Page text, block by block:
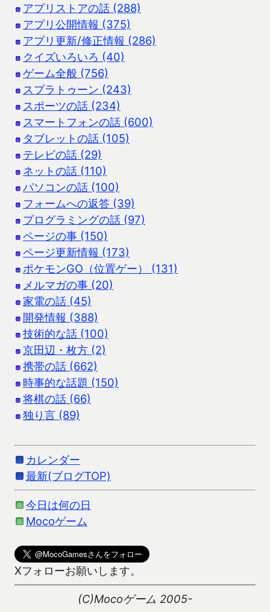
アプリストアの話 (288)
アプリ公開情報 (375)
アプリ更新/修正情報 (286)
クイズいろいろ (40)
ゲーム全般 (756)
スプラトゥーン (243)
スポーツの話 (234)
スマートフォンの話 (600)
タブレットの話 (105)
テレビの話 (29)
ネットの話 (110)
パソコンの話 (100)
フォームへの返答 (39)
プログラミングの話 (97)
ページの事 (150)
ページ更新情報 (173)
ポケモンGO（位置ゲー） (131)
メルマガの事 (20)
家電の話 (45)
開発情報 (388)
技術的な話 (100)
京田辺・枚方 (2)
携帯の話 (662)
時事的な話題 (150)
将棋の話 (66)
独り言 (89)
カレンダー
最新(ブログTOP)
今日は何の日
Mocoゲーム
Xフォローお願いします。
(C)Mocoゲーム 2005-